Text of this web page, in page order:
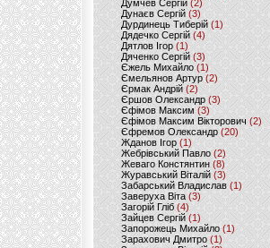
Думчев Сергій (2)
Дунаєв Сергій(3)
Дурдинець Тиберій (1)
Дядечко Сергій (4)
Дятлов Ігор (1)
Дяченко Сергій (3)
Єжель Михайло (1)
Ємельянов Артур (2)
Єрмак Андрій (2)
Єршов Олександр (3)
Єфімов Максим (3)
Єфімов Максим Вікторович (2)
Єфремов Олександр (20)
Жданов Ігор (1)
Жебрівський Павло (2)
Жеваго Констянтин (8)
Журавський Віталій (3)
Забарський Владислав (1)
Заверуха Віта (3)
Загорій Гліб (4)
Зайцев Сергій(1)
Запорожець Михайло (1)
Зарахович Дмитро (1)